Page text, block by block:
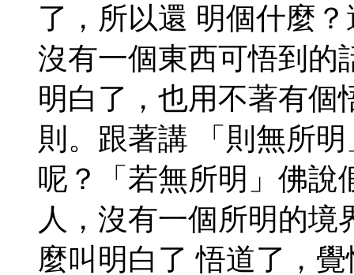
了，所以還 明個什麼
沒有一個東西可悟到的
明白了，也用不著有個
則。跟著講 「則無所
呢？「若無所明」佛說
人，沒有一個所明的
麼叫明白了 悟道了，